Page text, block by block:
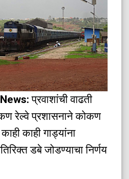
प्रवाशांची वाढती
रेल्वे प्रशासनाने कोकण
काही काही गाड्यांना
डबे जोडण्याचा निर्णय